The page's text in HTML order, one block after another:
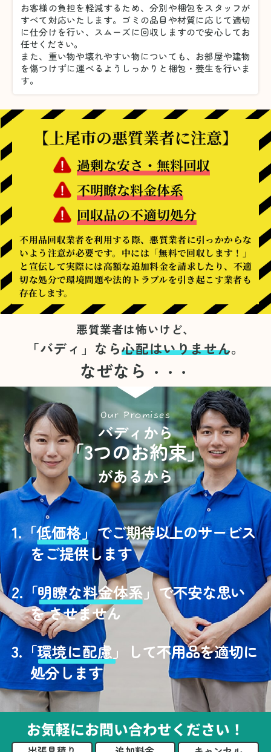
お客様の負担を軽減するため、分別や梱包をスタッフが
すべて対応いたします。 ゴミの品目や材質に応じて適切
に仕分けを行い、スムーズに回収しますので安心してお
任せください。
また、重い物や壊れやすい物についても、お部屋や建物
を傷つけずに運べるようしっかりと梱包・養生を行いま
す。
【上尾市の悪質業者に注意】
過剰な安さ・無料回収
不明瞭な料金体系
回収品の不適切処分
不用品回収業者を利用する際、悪質業者に引っかからな
いよう注意が必要です。中には「無料で回収します！」
と宣伝して実際には高額な追加料金を請求したり、不適
切な処分で環境問題や法的トラブルを引き起こす業者も
存在します。
悪質業者は怖いけど、
「バディ」なら心配はいりません。
なぜなら ・・・
Our Promises
バディから
「3つのお約束」
があるから
1.「低価格」でご期待以上のサービス
をご提供します
2.「明瞭な料金体系」で不安な思い
を させません
3. 「環境に配慮」
して不用品を適切に
処分します
お気軽にお問い合わせください！